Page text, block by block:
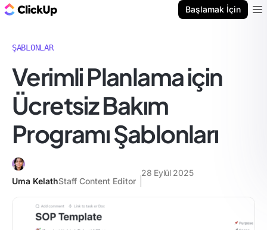
Başlamak İçin
ŞABLONLAR
Verimli Planlama için
Ücretsiz Bakım
Programı Şablonları
Uma KelathStaff Content Editor
28 Eylül 2025